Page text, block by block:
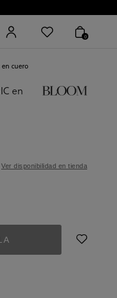
0
en cuero
en
Ver disponibilidad en tienda